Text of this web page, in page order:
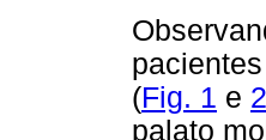
(Fig. 1 e 2
palato